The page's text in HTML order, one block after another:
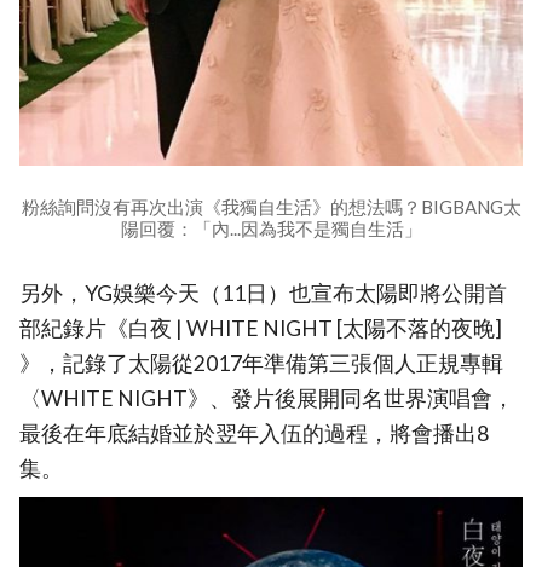
粉絲詢問沒有再次出演《我獨自生活》的想法嗎？BIGBANG太
陽回覆：「內...因為我不是獨自生活」
另外，YG娛樂今天（11日）也宣布太陽即將公開首
部紀錄片《白夜 | WHITE NIGHT [太陽不落的夜晚]
》，記錄了太陽從2017年準備第三張個人正規專輯
〈WHITE NIGHT》、發片後展開同名世界演唱會，
最後在年底結婚並於翌年入伍的過程，將會播出8
集。